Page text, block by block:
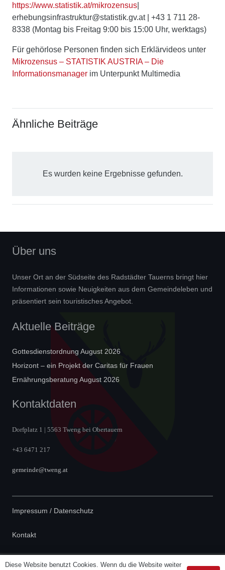
https://www.statistik.at/mikrozensus
erhebungsinfrastruktur@statistik.gv.at | +43 1 711 28-
8338 (Montag bis Freitag 9:00 bis 15:00 Uhr, werktags)
Für gehörlose Personen finden sich Erklärvideos unter
Mikrozensus – STATISTIK AUSTRIA – Die
Informationsmanager im Unterpunkt Multimedia
Ähnliche Beiträge
Es wurden keine Ergebnisse gefunden.
Über uns
Unser Ort an der Südseite des Radstädter Tauerns bringt hier
Informationen sowie Neuigkeiten aus dem Gemeindeleben und
präsentiert sein touristisches Angebot.
Aktuelle Beiträge
Gottesdienstordnung August 2026
Horizont – ein Projekt der Caritas für Frauen
Ernährungsberatung August 2026
Kontaktdaten
Dorfplatz 1 | 5563 Tweng bei Obertauern
+43 6471 217
gemeinde@tweng.at
Impressum / Datenschutz
Kontakt
Diese Website benutzt Cookies. Wenn du die Website weiter